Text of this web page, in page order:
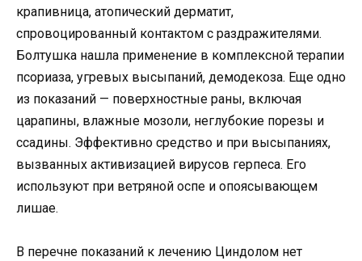
крапивница, атопический дерматит,
спровоцированный контактом с раздражителями.
Болтушка нашла применение в комплексной терапии
псориаза, угревых высыпаний, демодекоза. Еще одно
из показаний — поверхностные раны, включая
царапины, влажные мозоли, неглубокие порезы и
ссадины. Эффективно средство и при высыпаниях,
вызванных активизацией вирусов герпеса. Его
используют при ветряной оспе и опоясывающем
лишае.
В перечне показаний к лечению Циндолом нет